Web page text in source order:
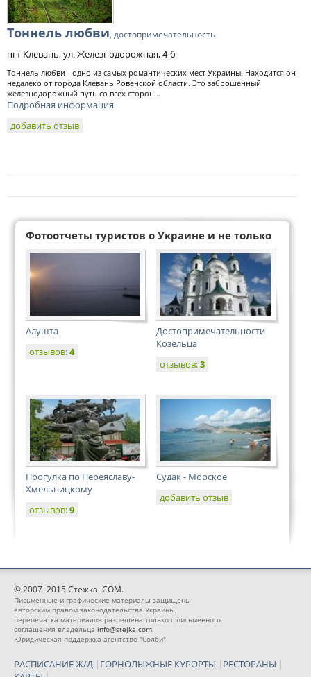
Тоннель любви, достопримечательность
пгт Клевань, ул. Железнодорожная, 4-б
Тоннель любви - одно из самых романтических мест Украины. Находится он
недалеко от города Клевань Ровенской области. Это заброшенный
железнодорожный путь со всех сторон...
Подробная информация
добавить отзыв
Фотоотчеты туристов о Украине и не только
Алушта
отзывов:4
Достопримечательности
Козельца
отзывов:3
Прогулка по Переяславу-
Хмельницкому
отзывов:9
Судак - Морское
добавить отзыв
© 2007–2015 Стежка. COM.
Письменные и графические материалы защищены
авторским правом законодательства Украины,
перепечатка материалов разрешена только с письменного
соглашения владельца info@stejka.com
Юридическая поддержка агентство "Солби"
РАСПИСАНИЕ Ж/Д | ГОРНОЛЫЖНЫЕ КУРОРТЫ | РЕСТОРАНЫ |